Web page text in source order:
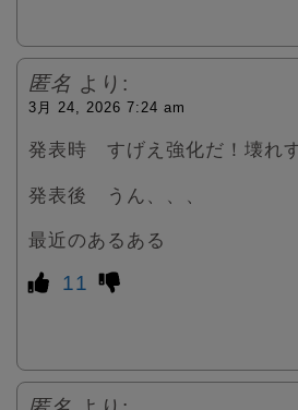
匿名 より:
3月 24, 2026 7:24 am
発表時 すげえ強化だ！壊れ
発表後 うん、、、
最近のあるある
11